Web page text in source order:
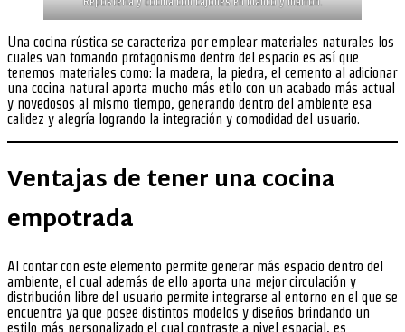
Una cocina rústica se caracteriza por emplear materiales naturales los
cuales van tomando protagonismo dentro del espacio es así que
tenemos materiales como: la madera, la piedra, el cemento al adicionar
una cocina natural aporta mucho más etilo con un acabado más actual
y novedosos al mismo tiempo, generando dentro del ambiente esa
calidez y alegría logrando la integración y comodidad del usuario.
Ventajas de tener una cocina
empotrada
Al contar con este elemento permite generar más espacio dentro del
ambiente, el cual además de ello aporta una mejor circulación y
distribución libre del usuario permite integrarse al entorno en el que se
encuentra ya que posee distintos modelos y diseños brindando un
estilo más personalizado el cual contraste a nivel espacial, es